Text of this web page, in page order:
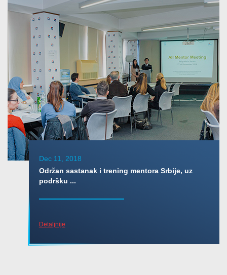
Dec 11, 2018
Održan sastanak i trening mentora Srbije, uz
podršku ...
Detaljnije